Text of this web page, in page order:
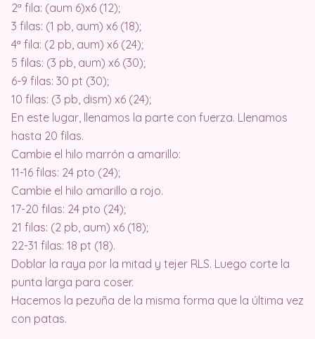
2ª fila: (aum 6)x6 (12);
3 filas: (1 pb, aum) x6 (18);
4ª fila: (2 pb, aum) x6 (24);
5 filas: (3 pb, aum) x6 (30);
6-9 filas: 30 pt (30);
10 filas: (3 pb, dism) x6 (24);
En este lugar, llenamos la parte con fuerza. Llenamos
hasta 20 filas.
Cambie el hilo marrón a amarillo:
11-16 filas: 24 pto (24);
Cambie el hilo amarillo a rojo.
17-20 filas: 24 pto (24);
21 filas: (2 pb, aum) x6 (18);
22-31 filas: 18 pt (18).
Doblar la raya por la mitad y tejer RLS. Luego corte la
punta larga para coser.
Hacemos la pezuña de la misma forma que la última vez
con patas.